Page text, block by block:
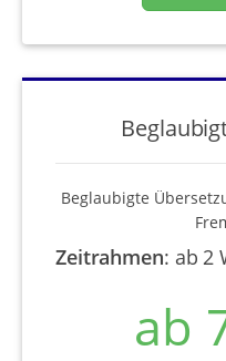
Beglaubigte
Zeitrahmen: ab 2
ab